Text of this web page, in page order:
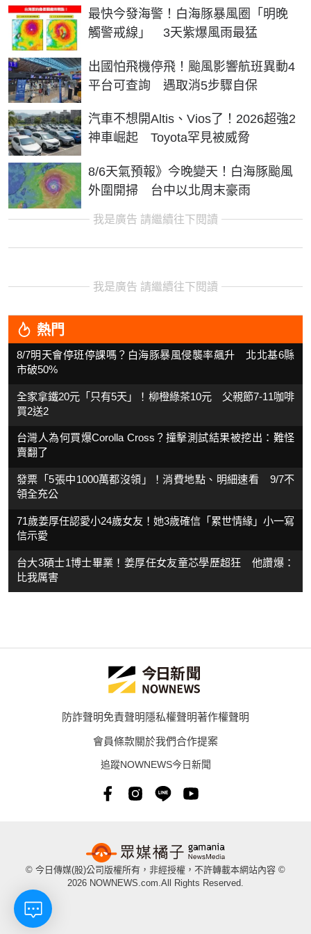
最快今發海警！白海豚暴風圈「明晚
觸警戒線」 3天紫爆風雨最猛
出國怕飛機停飛！颱風影響航班異動4
平台可查詢 遇取消5步驟自保
汽車不想開Altis、Vios了！2026超強2
神車崛起 Toyota罕見被威脅
8/6天氣預報》今晚變天！白海豚颱風
外圍開掃 台中以北周末豪雨
我是廣告 請繼續往下閱讀
我是廣告 請繼續往下閱讀
熱門
8/7明天會停班停課嗎？白海豚暴風侵襲率飆升 北北基6縣
市破50%
全家拿鐵20元「只有5天」！柳橙綠茶10元 父親節7-11咖啡
買2送2
台灣人為何買爆Corolla Cross？撞擊測試結果被挖出：難怪
賣翻了
發票「5張中1000萬都沒領」！消費地點、明細速看 9/7不
領全充公
71歲姜厚任認愛小24歲女友！她3歲確信「累世情緣」小一寫
信示愛
台大3碩士1博士畢業！姜厚任女友童芯學歷超狂 他讚爆：
比我厲害
防詐聲明免責聲明隱私權聲明著作權聲明
會員條款關於我們合作提案
追蹤NOWNEWS今日新聞
© 今日傳媒(股)公司版權所有，非經授權，不許轉載本網站內容 ©
2026 NOWNEWS.com.All Rights Reserved.